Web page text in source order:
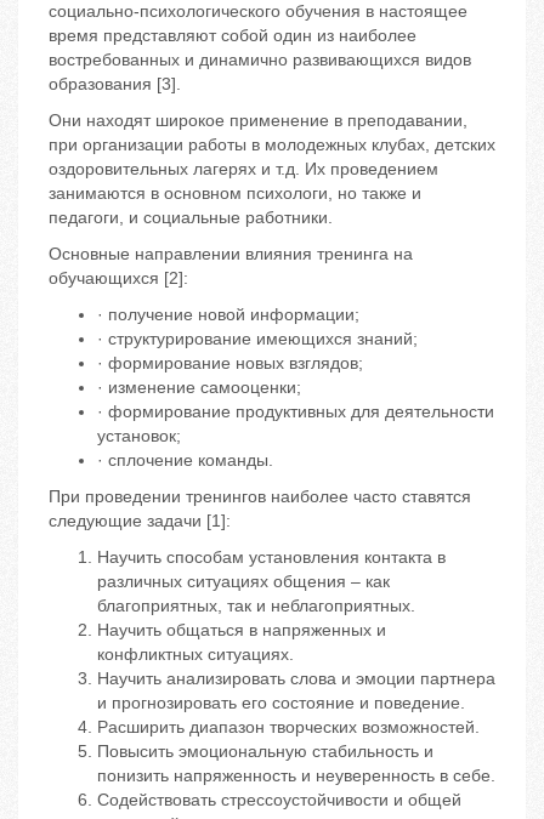
социально-психологического обучения в настоящее
время представляют собой один из наиболее
востребованных и динамично развивающихся видов
образования [3].
Они находят широкое применение в преподавании,
при организации работы в молодежных клубах, детских
оздоровительных лагерях и т.д. Их проведением
занимаются в основном психологи, но также и
педагоги, и социальные работники.
Основные направлении влияния тренинга на
обучающихся [2]:
· получение новой информации;
· структурирование имеющихся знаний;
· формирование новых взглядов;
· изменение самооценки;
· формирование продуктивных для деятельности
установок;
· сплочение команды.
При проведении тренингов наиболее часто ставятся
следующие задачи [1]:
Научить способам установления контакта в
различных ситуациях общения – как
благоприятных, так и неблагоприятных.
Научить общаться в напряженных и
конфликтных ситуациях.
Научить анализировать слова и эмоции партнера
и прогнозировать его состояние и поведение.
Расширить диапазон творческих возможностей.
Повысить эмоциональную стабильность и
понизить напряженность и неуверенность в себе.
Содействовать стрессоустойчивости и общей